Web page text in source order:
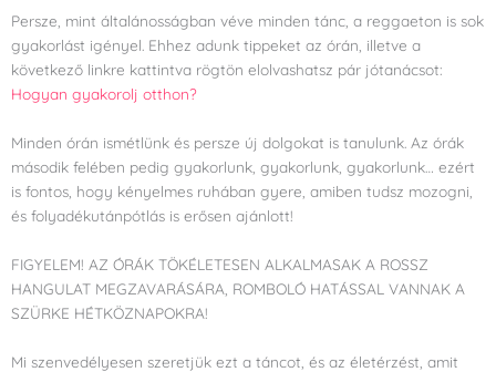
Persze, mint általánosságban véve minden tánc, a reggaeton is sok
gyakorlást igényel. Ehhez adunk tippeket az órán, illetve a
következő linkre kattintva rögtön elolvashatsz pár jótanácsot:
Hogyan gyakorolj otthon?
Minden órán ismétlünk és persze új dolgokat is tanulunk. Az órák
második felében pedig gyakorlunk, gyakorlunk, gyakorlunk… ezért
is fontos, hogy kényelmes ruhában gyere, amiben tudsz mozogni,
és folyadékutánpótlás is erősen ajánlott!
FIGYELEM! AZ ÓRÁK TÖKÉLETESEN ALKALMASAK A ROSSZ
HANGULAT MEGZAVARÁSÁRA, ROMBOLÓ HATÁSSAL VANNAK A
SZÜRKE HÉTKÖZNAPOKRA!
Mi szenvedélyesen szeretjük ezt a táncot, és az életérzést, amit